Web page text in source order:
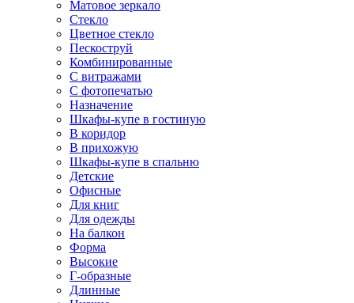
Матовое зеркало
Стекло
Цветное стекло
Пескоструй
Комбинированные
С витражами
С фотопечатью
Назначение
Шкафы-купе в гостиную
В коридор
В прихожую
Шкафы-купе в спальню
Детские
Офисные
Для книг
Для одежды
На балкон
Форма
Высокие
Г-образные
Длинные